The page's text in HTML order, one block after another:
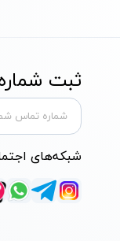
ثبت
شبکه‌های